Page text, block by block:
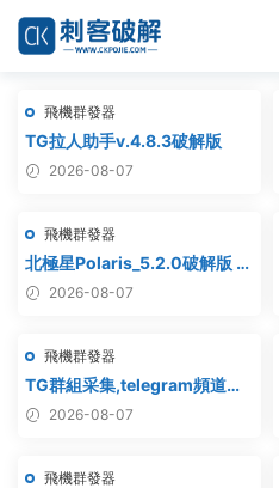
飛機群發器
TG拉人助手v.4.8.3破解版
2026-08-07
飛機群發器
北極星Polaris_5.2.0破解版 飛
機群發器_TG群發軟件
2026-08-07
飛機群發器
TG群組采集,telegram頻道采
集,電報群鏈接采集,飛機頻道鏈
2026-08-07
飛機群發器